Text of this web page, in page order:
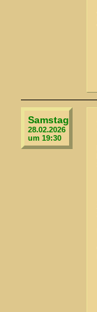
Samstag
28.02.2026
um 19:30